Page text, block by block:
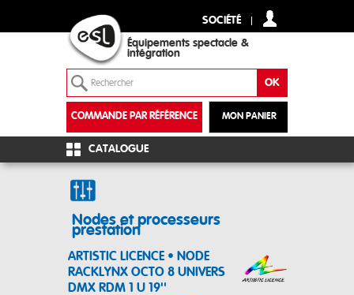
SOCIÉTÉ
Équipements spectacle &
intégration
MON PANIER
COMMANDE PAR RÉFÉRENCE
CATALOGUE
Nodes et processeurs
prestation
ARTISTIC LICENCE • NODE
RACKLYNX OCTO 8 UNIVERS
DMX RDM 1 U 19''